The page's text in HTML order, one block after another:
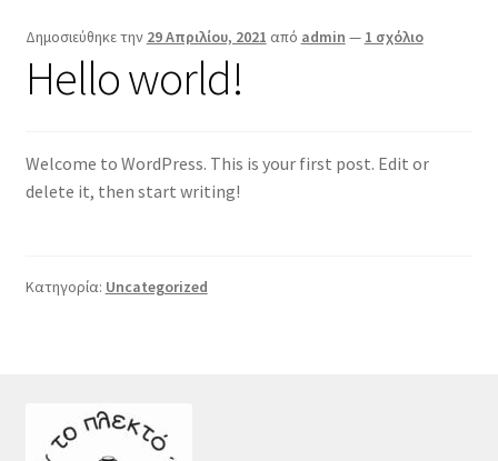
Δημοσιεύθηκε την 29 Απριλίου, 2021 από admin — 1 σχόλιο
Hello world!
Welcome to WordPress. This is your first post. Edit or
delete it, then start writing!
Κατηγορία: Uncategorized